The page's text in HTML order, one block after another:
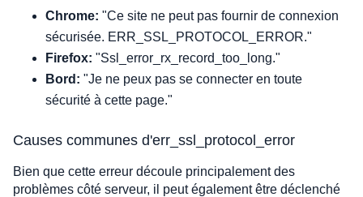
Chrome: "Ce site ne peut pas fournir de connexion
sécurisée. ERR_SSL_PROTOCOL_ERROR."
Firefox: "Ssl_error_rx_record_too_long."
Bord: "Je ne peux pas se connecter en toute
sécurité à cette page."
Causes communes d'err_ssl_protocol_error
Bien que cette erreur découle principalement des
problèmes côté serveur, il peut également être déclenché